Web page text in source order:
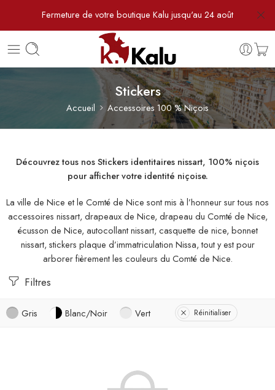
Fermeture de votre boutique Kalu jusqu'au 24 août
Stickers
Accueil Accessoires 100 % Niçois
Découvrez tous nos Stickers identitaires nissart, 100% niçois
pour afficher votre identité niçoise.
La ville de Nice et le Comté de Nice sont mis à l’honneur sur tous nos
accessoires nissart, drapeaux de Nice, drapeau du Comté de Nice,
écusson de Nice, autocollant nissart, casquette de nice, bonnet
nissart, stickers plaque d’immatriculation Nissa, tout y est pour
arborer fièrement les couleurs du Comté de Nice.
Filtres
Gris Blanc/Noir Vert Réinitialiser